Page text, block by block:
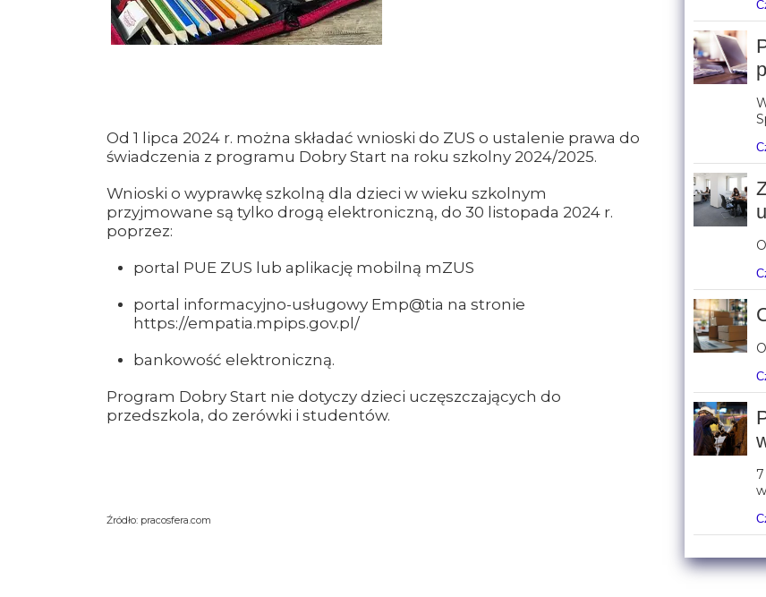
Od 1 lipca 2024 r. można składać wnioski do ZUS o ustalenie prawa do
świadczenia z programu Dobry Start na roku szkolny 2024/2025.
Wnioski o wyprawkę szkolną dla dzieci w wieku szkolnym
przyjmowane są tylko drogą elektroniczną, do 30 listopada 2024 r.
poprzez:
portal PUE ZUS lub aplikację mobilną mZUS
portal informacyjno-usługowy Emp@tia na stronie
https://empatia.mpips.gov.pl/
bankowość elektroniczną.
Program Dobry Start nie dotyczy dzieci uczęszczających do
przedszkola, do zerówki i studentów.
Źródło: pracosfera.com